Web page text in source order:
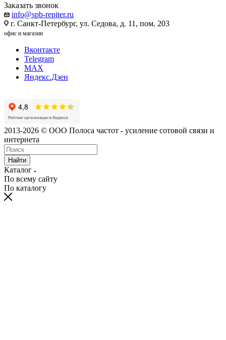
Заказать звонок
info@spb-repiter.ru
г. Санкт-Петербург, ул. Седова, д. 11, пом. 203
офис и магазин
Вконтакте
Telegram
MAX
Яндекс.Дзен
2013-2026 © ООО Полоса частот - усиление сотовой связи и
интернета
Найти
Каталог
По всему сайту
По каталогу